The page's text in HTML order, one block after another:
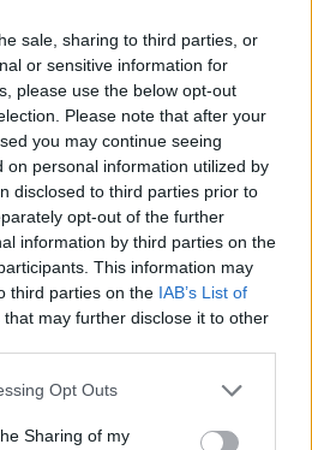
sale, sharing to third parties, or
or sensitive information for
please use the below opt-out
Please note that after your
you may continue seeing
on personal information utilized by
disclosed to third parties prior to
opt-out of the further
information by third parties on the
This information may
third parties on the IAB’s List of
that may further disclose it to other
app uses one or more Google
behaviour. You may click to
Opt Outs
Sharing of my
Σχολιασμένα
μου θα έχει μπει σε τάξη.
και δύο κρέμες
Μοτζτάμπα Χαμενεΐ
μας φέρνουν στην ύπαιθρο της
μοναδική της φύση